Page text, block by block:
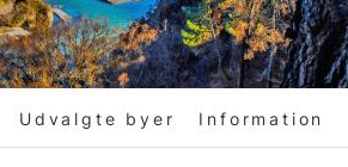
Udvalgte byer Information